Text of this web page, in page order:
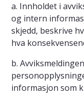
a. Innholdet i
og intern
skjedd, beskrive
hva
b.
informasjon som